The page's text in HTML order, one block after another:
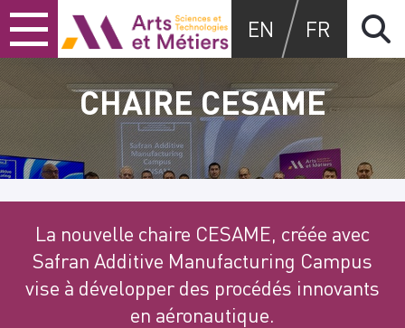
Skip
to
content
Skip
to
main
menu
Skip
to
search
Arts et métiers
EN FR
CHAIRE CESAME
La nouvelle chaire CESAME, créée avec
Safran Additive Manufacturing Campus
vise à développer des procédés innovants
en aéronautique.